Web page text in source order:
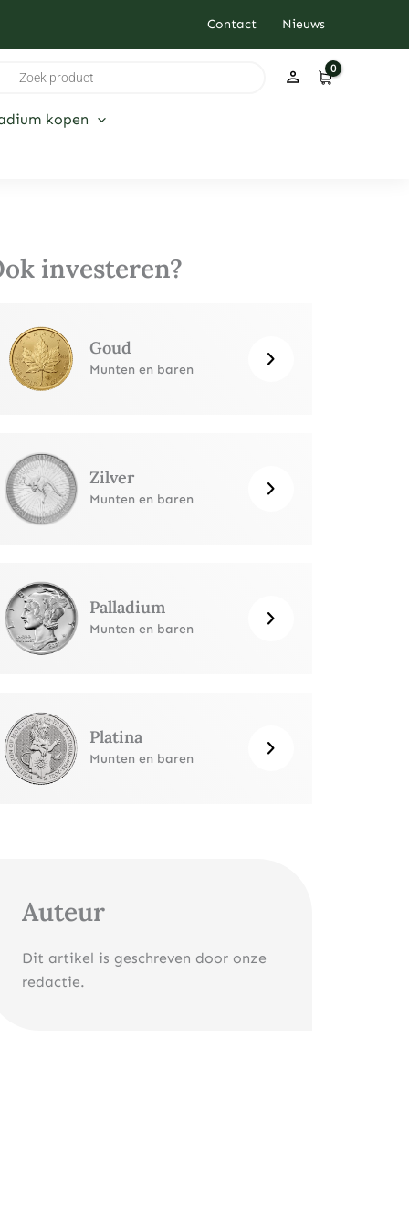
Contact Nieuws
kopen
investeren?
Goud
Munten en baren
Zilver
Munten en baren
Palladium
Munten en baren
Platina
Munten en baren
Auteur
Dit artikel is geschreven door onze
redactie.